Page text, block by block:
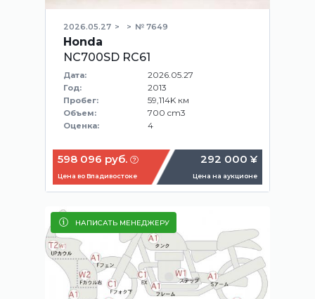
2026.05.27 № 7649
Honda
NC700SD RC61
Дата: 2026.05.27
Год: 2013
Пробег: 59,114K км
Объем: 700 cm3
Оценка: 4
598 096 руб.
Цена во Владивостоке
292 000 ¥
Цена на аукционе
НАПИСАТЬ МЕНЕДЖЕРУ